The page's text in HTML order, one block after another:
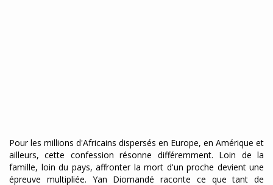
Pour les millions d'Africains dispersés en Europe, en Amérique et
ailleurs, cette confession résonne différemment. Loin de la
famille, loin du pays, affronter la mort d'un proche devient une
épreuve multipliée. Yan Diomandé raconte ce que tant de